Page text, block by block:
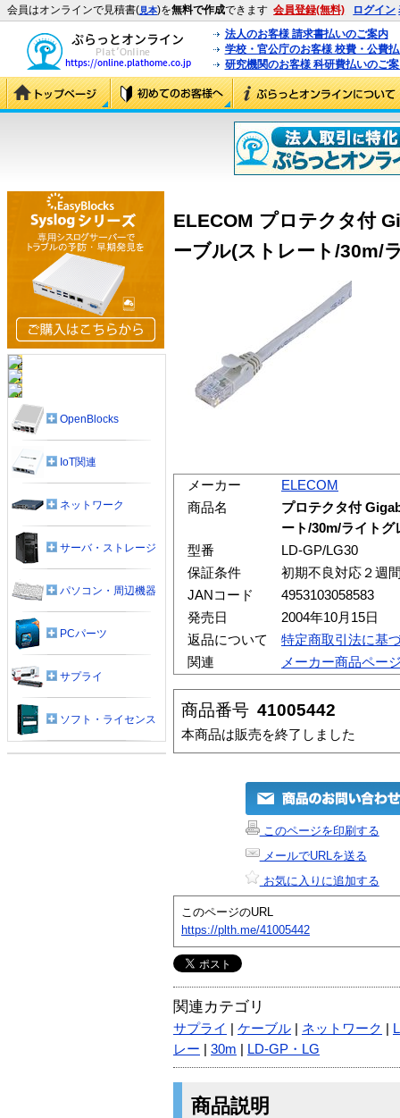
会員はオンラインで見積書(見本)を無料で作成できます 会員登録(無料) ログイン
法人のお客様 請求書払いのご案内
学校・官公庁のお客様 校費・公費
研究機関のお客様 科研費払いのご
ELECOM プロテクタ付
ーブル(ストレート/30m/
メーカー
ELECOM
商品名
プロテクタ付
ート/30m/ライトグ
型番
LD-GP/LG30
保証条件
初期不良対応２週
JANコード
4953103058583
発売日
2004年10月15日
返品について
特定商取引法に基
関連
メーカー商品ペー
商品番号 41005442
本商品は販売を終了しました
このページを印刷する
メールでURLを送る
お気に入りに追加する
このページのURL
https://plth.me/41005442
関連カテゴリ
サプライ ケーブル ネットワーク
レー
30m LD-GP・LG
商品説明
OpenBlocks
IoT関連
ネットワーク
サーバ・ストレージ
パソコン・周辺機器
PCパーツ
サプライ
ソフト・ライセンス